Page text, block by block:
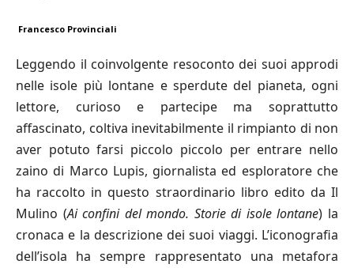
Francesco Provinciali
Leggendo il coinvolgente resoconto dei suoi approdi
nelle isole più lontane e sperdute del pianeta, ogni
lettore, curioso e partecipe ma soprattutto
affascinato, coltiva inevitabilmente il rimpianto di non
aver potuto farsi piccolo piccolo per entrare nello
zaino di Marco Lupis, giornalista ed esploratore che
ha raccolto in questo straordinario libro edito da Il
Mulino (Ai confini del mondo. Storie di isole lontane) la
cronaca e la descrizione dei suoi viaggi. L’iconografia
dell’isola ha sempre rappresentato una metafora